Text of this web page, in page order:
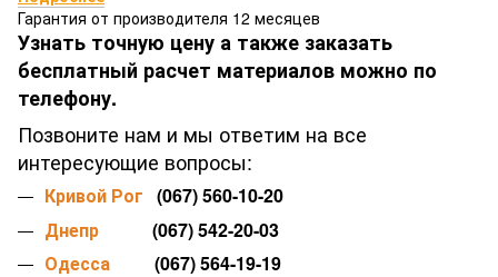
Гарантия от производителя 12 месяцев
Узнать точную цену а также заказать
бесплатный расчет материалов можно по
телефону.
Позвоните нам и мы ответим на все
интересующие вопросы:
Кривой Рог (067) 560-10-20
Днепр (067) 542-20-03
Одесса (067) 564-19-19